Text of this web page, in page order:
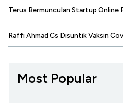
Terus Bermunculan Startup Online
Raffi Ahmad Cs Disuntik Vaksin
Most Popular